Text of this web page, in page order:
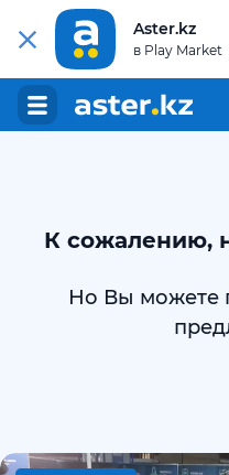
Aster.kz
в Play Market
К сожалению,
Но Вы можете